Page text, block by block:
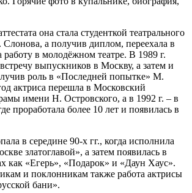
она стала студенткой театрального
а получив диплом, переехала в
в молодёжном театре. В 1989 г.
выпускников в Москву, а затем и
роль в «Последней попытке» М.
актриса перешла в Московский
имени Н. Островского, а в 1992 г. – в
проработала более 10 лет и появилась в
в середине 90-х гг., когда исполнила
златоглавой», а затем появилась в
как «Егерь», «Подарок» и «Даун Хаус».
и поклонникам также работа актрисы
бани».